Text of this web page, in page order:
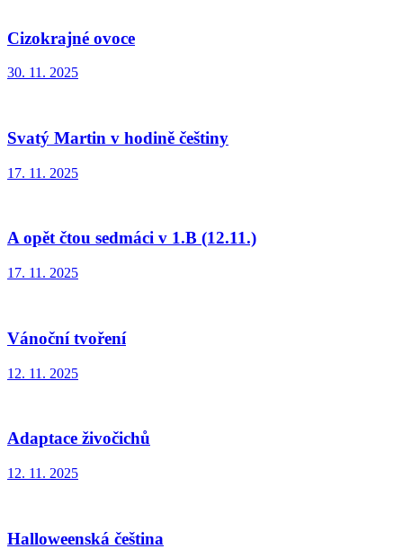
Cizokrajné ovoce
30. 11. 2025
Svatý Martin v hodině češtiny
17. 11. 2025
A opět čtou sedmáci v 1.B (12.11.)
17. 11. 2025
Vánoční tvoření
12. 11. 2025
Adaptace živočichů
12. 11. 2025
Halloweenská čeština